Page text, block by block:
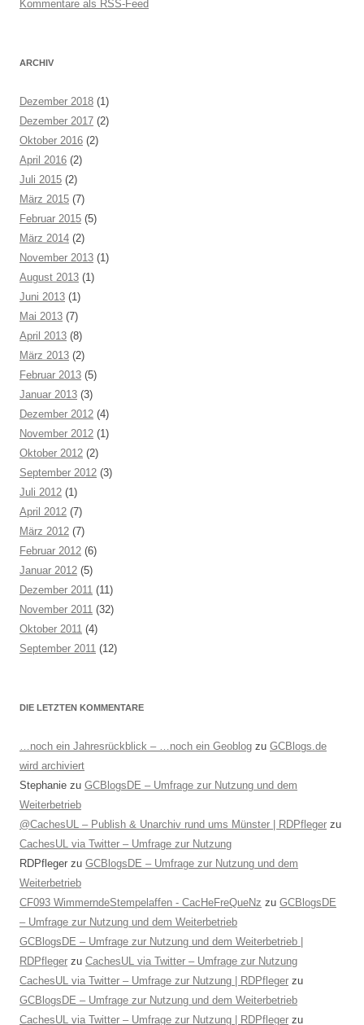
Kommentare als RSS-Feed
ARCHIV
Dezember 2018 (1)
Dezember 2017 (2)
Oktober 2016 (2)
April 2016 (2)
Juli 2015 (2)
März 2015 (7)
Februar 2015 (5)
März 2014 (2)
November 2013 (1)
August 2013 (1)
Juni 2013 (1)
Mai 2013 (7)
April 2013 (8)
März 2013 (2)
Februar 2013 (5)
Januar 2013 (3)
Dezember 2012 (4)
November 2012 (1)
Oktober 2012 (2)
September 2012 (3)
Juli 2012 (1)
April 2012 (7)
März 2012 (7)
Februar 2012 (6)
Januar 2012 (5)
Dezember 2011 (11)
November 2011 (32)
Oktober 2011 (4)
September 2011 (12)
DIE LETZTEN KOMMENTARE
…noch ein Jahresrückblick – …noch ein Geoblog zu GCBlogs.de
wird archiviert
Stephanie zu GCBlogsDE – Umfrage zur Nutzung und dem
Weiterbetrieb
@CachesUL – Publish & Unarchiv rund ums Münster | RDPfleger zu
CachesUL via Twitter – Umfrage zur Nutzung
RDPfleger zu GCBlogsDE – Umfrage zur Nutzung und dem
Weiterbetrieb
CF093 WimmerndeStempelaffen - CacHeFreQueNz zu GCBlogsDE
– Umfrage zur Nutzung und dem Weiterbetrieb
GCBlogsDE – Umfrage zur Nutzung und dem Weiterbetrieb |
RDPfleger zu CachesUL via Twitter – Umfrage zur Nutzung
CachesUL via Twitter – Umfrage zur Nutzung | RDPfleger zu
GCBlogsDE – Umfrage zur Nutzung und dem Weiterbetrieb
CachesUL via Twitter – Umfrage zur Nutzung | RDPfleger zu